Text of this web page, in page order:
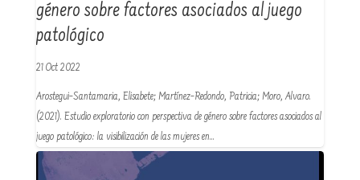
género sobre factores asociados al juego
patológico
21 Oct 2022
Arostegui–Santamaria, Elisabete; Martínez–Redondo, Patricia; Moro, Alvaro.
(2021). Estudio exploratorio con perspectiva de género sobre factores asociados al
juego patológico: la visibilización de las mujeres en…